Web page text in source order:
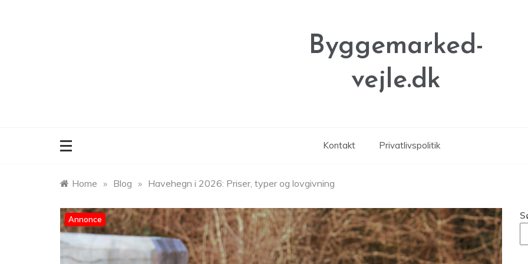
Byggemarked-
vejle.dk
Kontakt Privatlivspolitik
Home » Blog » Havehegn i 2026: Priser, typer og lovgivning
Annonce